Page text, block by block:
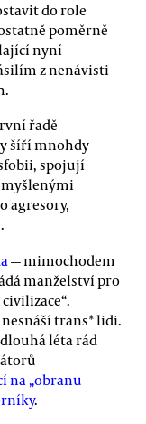
do role
poměrně
nyní
z nenávisti
řadě
šíří mnohdy
spojují
agresory,
— mimochodem
manželství pro
trans* lidi.
dlouhá léta rád
na „obranu
.